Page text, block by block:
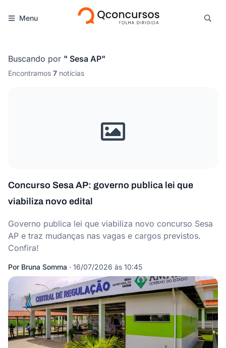
Menu
Buscando por " Sesa AP"
Encontramos 7 notícias
Concurso Sesa AP: governo publica lei que
viabiliza novo edital
Governo publica lei que viabiliza novo concurso Sesa
AP e traz mudanças nas vagas e cargos previstos.
Confira!
Por Bruna Somma · 16/07/2026 às 10:45